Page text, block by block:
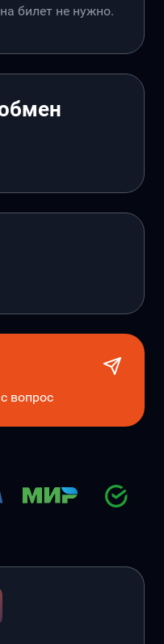
билет не нужно.
вопрос